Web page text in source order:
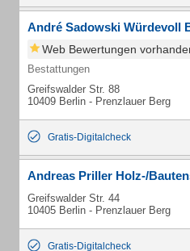
André Sadowski Würdevoll
Web Bewertungen
Bestattungen
Greifswalder Str. 88
10409 Berlin - Prenzlauer Berg
Gratis-Digitalcheck
Andreas Priller Holz-/
Greifswalder Str. 44
10405 Berlin - Prenzlauer Berg
Gratis-Digitalcheck